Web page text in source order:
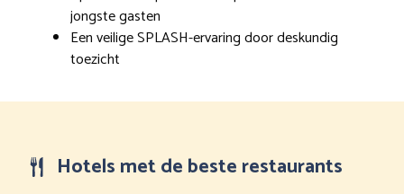
jongste gasten
Een veilige SPLASH-ervaring door deskundig
toezicht
Hotels met de beste restaurants